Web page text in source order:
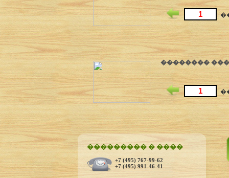
��������
��������� � ����
+7 (495) 767-99-62
+7 (495) 991-46-41